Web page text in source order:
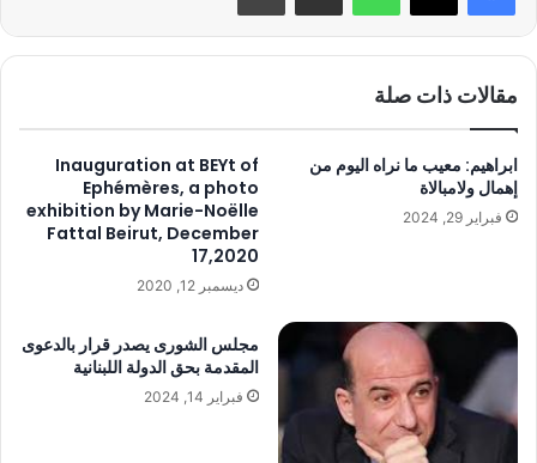
مقالات ذات صلة
ابراهيم: معيب ما نراه اليوم من
إهمال ولامبالاة
فبراير 29, 2024
Inauguration at BEYt of
Ephémères, a photo
exhibition by Marie-Noëlle
Fattal Beirut, December
17,2020
ديسمبر 12, 2020
مجلس الشورى يصدر قرار بالدعوى
المقدمة بحق الدولة اللبنانية
فبراير 14, 2024